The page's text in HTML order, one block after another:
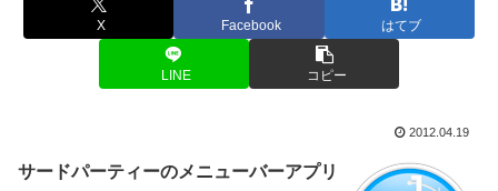
X Facebook はてブ
LINE コピー
2012.04.19
サードパーティーのメニューバーアプリ